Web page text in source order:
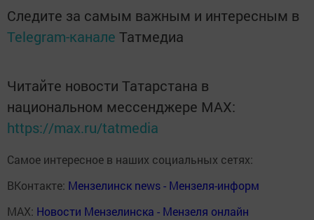
Следите за самым важным и интересным в
Telegram-канале Татмедиа
Читайте новости Татарстана в
национальном мессенджере MАХ:
https://max.ru/tatmedia
Самое интересное в наших социальных сетях:
ВКонтакте: Мензелинск news - Мензеля-информ
MAX: Новости Мензелинска - Мензеля онлайн